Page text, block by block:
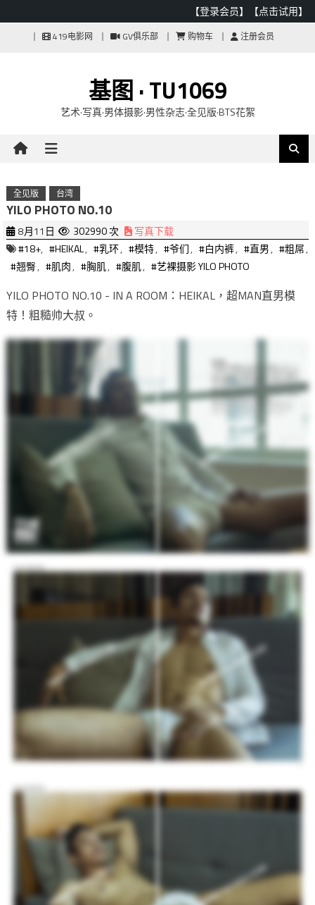
【登录会员】 【点击试用】
419电影网 GV俱乐部 购物车 注册会员
基图 · TU1069
艺术·写真·男体摄影·男性杂志·全见版·BTS花絮
全见版 台湾
YILO PHOTO NO.10
8月11日 302990 次
写真下载
#18+, #HEIKAL, #乳环, #模特, #爷们, #白内裤, #直男, #粗屌,
#翘臀, #肌肉, #胸肌, #腹肌, #艺裸摄影 YILO PHOTO
YILO PHOTO NO.10 - IN A ROOM：HEIKAL，超MAN直男模
特！粗糙帅大叔。